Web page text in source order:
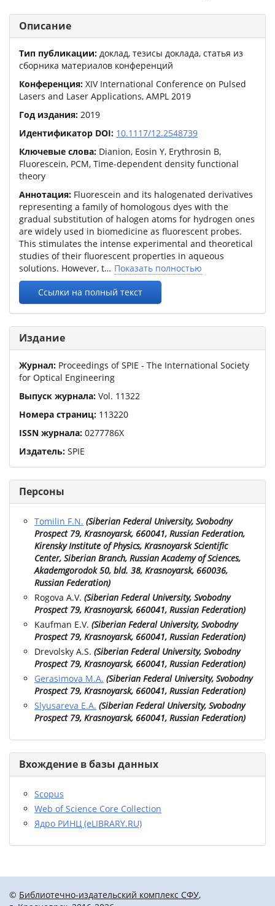
Описание
Тип публикации: доклад, тезисы доклада, статья из
сборника материалов конференций
Конференция: XIV International Conference on Pulsed
Lasers and Laser Applications, AMPL 2019
Год издания: 2019
Идентификатор DOI: 10.1117/12.2548739
Ключевые слова: Dianion, Eosin Y, Erythrosin B,
Fluorescein, PCM, Time-dependent density functional
theory
Аннотация: Fluorescein and its halogenated derivatives
representing a family of homologous dyes with the
gradual substitution of halogen atoms for hydrogen ones
are widely used in biomedicine as fluorescent probes.
This stimulates the intense experimental and theoretical
studies of their fluorescent properties in aqueous
solutions. However, t
Показать полностью
Ссылки на полный текст
Издание
Журнал: Proceedings of SPIE - The International Society
for Optical Engineering
Выпуск журнала: Vol. 11322
Номера страниц: 113220
ISSN журнала: 0277786X
Издатель: SPIE
Персоны
Tomilin F.N. (Siberian Federal University, Svobodny
Prospect 79, Krasnoyarsk, 660041, Russian Federation,
Kirensky Institute of Physics, Krasnoyarsk Scientific
Center, Siberian Branch, Russian Academy of Sciences,
Akademgorodok 50, bld. 38, Krasnoyarsk, 660036,
Russian Federation)
Rogova A.V. (Siberian Federal University, Svobodny
Prospect 79, Krasnoyarsk, 660041, Russian Federation)
Kaufman E.V. (Siberian Federal University, Svobodny
Prospect 79, Krasnoyarsk, 660041, Russian Federation)
Drevolsky A.S. (Siberian Federal University, Svobodny
Prospect 79, Krasnoyarsk, 660041, Russian Federation)
Gerasimova M.A. (Siberian Federal University, Svobodny
Prospect 79, Krasnoyarsk, 660041, Russian Federation)
Slyusareva E.A. (Siberian Federal University, Svobodny
Prospect 79, Krasnoyarsk, 660041, Russian Federation)
Вхождение в базы данных
Scopus
Web of Science Core Collection
Ядро РИНЦ (eLIBRARY.RU)
© Библиотечно-издательский комплекс СФУ,